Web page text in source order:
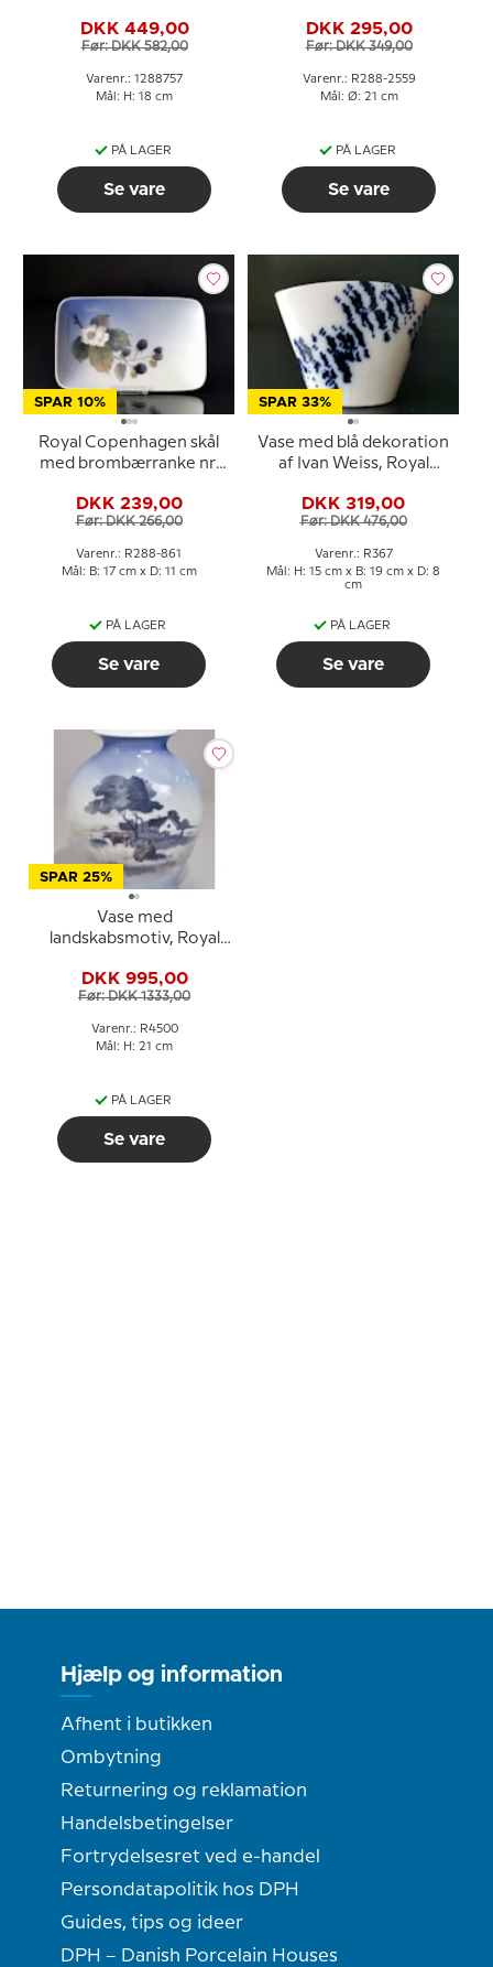
2289 eller 757
DKK 449,00
Før: DKK 582,00
Varenr.: 1288757
Mål: H: 18 cm
PÅ LAGER
Se vare
DKK 295,00
Før: DKK 349,00
Varenr.: R288-2559
Mål: Ø: 21 cm
PÅ LAGER
Se vare
SPAR 10%
Royal Copenhagen skål
med brombærranke nr.
DKK 239,00
Før: DKK 266,00
Varenr.: R288-861
Mål: B: 17 cm x D: 11 cm
PÅ LAGER
Se vare
SPAR 33%
Vase med blå dekoration
af Ivan Weiss, Royal
DKK 319,00
Før: DKK 476,00
Varenr.: R367
Mål: H: 15 cm x B: 19 cm x D: 8
cm
PÅ LAGER
Se vare
SPAR 25%
Vase med
landskabsmotiv, Royal
MDF nr. 4500
DKK 995,00
Før: DKK 1333,00
Varenr.: R4500
Mål: H: 21 cm
PÅ LAGER
Se vare
Hjælp og information
Afhent i butikken
Ombytning
Returnering og reklamation
Handelsbetingelser
Fortrydelsesret ved e-handel
Persondatapolitik hos DPH
Guides, tips og ideer
DPH – Danish Porcelain Houses